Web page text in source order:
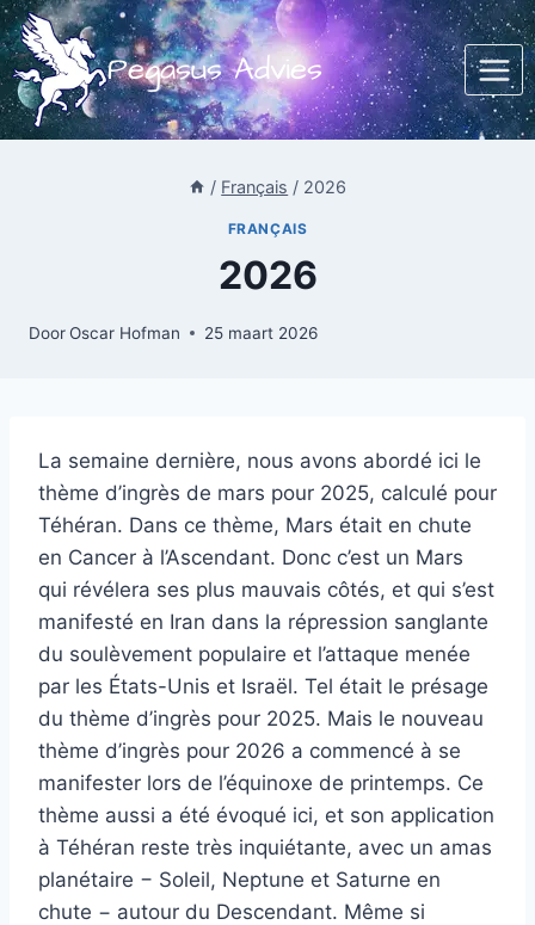
Doorgaan
naar
inhoud
Pegasus Advies
/ Français / 2026
FRANÇAIS
2026
DoorOscar Hofman 25 maart 2026
La semaine dernière, nous avons abordé ici le
thème d’ingrès de mars pour 2025, calculé pour
Téhéran. Dans ce thème, Mars était en chute
en Cancer à l’Ascendant. Donc c’est un Mars
qui révélera ses plus mauvais côtés, et qui s’est
manifesté en Iran dans la répression sanglante
du soulèvement populaire et l’attaque menée
par les États-Unis et Israël. Tel était le présage
du thème d’ingrès pour 2025. Mais le nouveau
thème d’ingrès pour 2026 a commencé à se
manifester lors de l’équinoxe de printemps. Ce
thème aussi a été évoqué ici, et son application
à Téhéran reste très inquiétante, avec un amas
planétaire − Soleil, Neptune et Saturne en
chute − autour du Descendant. Même si